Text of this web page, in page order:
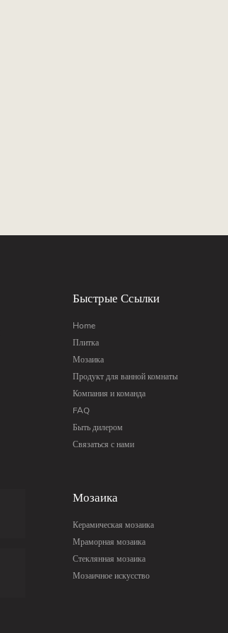
Быстрые Ссылки
Home
Плитка
Мозаика
Продукт для ванной комнаты
Компания и команда
FAQ
Быть дилером
Связаться с нами
Мозаика
Керамическая мозаика
Мраморная мозаика
Стеклянная мозаика
Мозаичное искусство